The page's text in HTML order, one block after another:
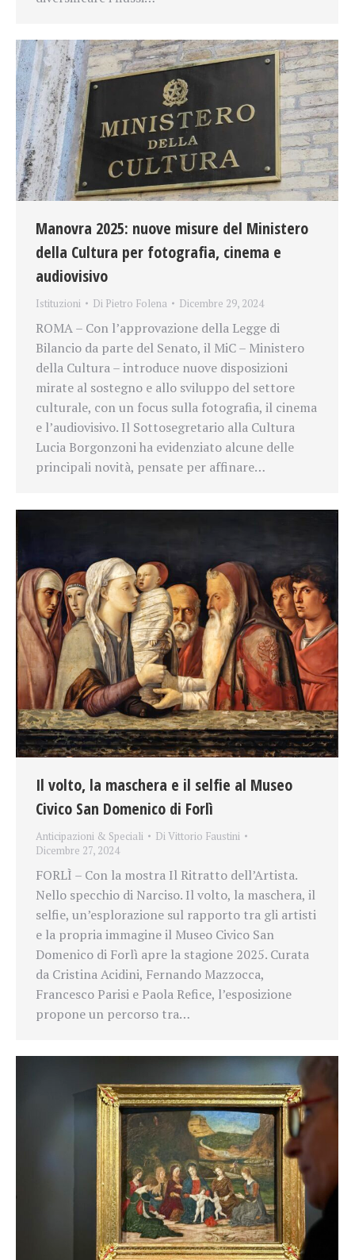
Manovra 2025: nuove misure del Ministero
della Cultura per fotografia, cinema e
audiovisivo
Istituzioni Di Pietro Folena Dicembre 29, 2024
ROMA – Con l’approvazione della Legge di
Bilancio da parte del Senato, il MiC – Ministero
della Cultura – introduce nuove disposizioni
mirate al sostegno e allo sviluppo del settore
culturale, con un focus sulla fotografia, il cinema
e l’audiovisivo. Il Sottosegretario alla Cultura
Lucia Borgonzoni ha evidenziato alcune delle
principali novità, pensate per affinare…
Il volto, la maschera e il selfie al Museo
Civico San Domenico di Forlì
Anticipazioni & Speciali DiVittorio Faustini
Dicembre 27, 2024
FORLÌ – Con la mostra Il Ritratto dell’Artista.
Nello specchio di Narciso. Il volto, la maschera, il
selfie, un’esplorazione sul rapporto tra gli artisti
e la propria immagine il Museo Civico San
Domenico di Forlì apre la stagione 2025. Curata
da Cristina Acidini, Fernando Mazzocca,
Francesco Parisi e Paola Refice, l’esposizione
propone un percorso tra…